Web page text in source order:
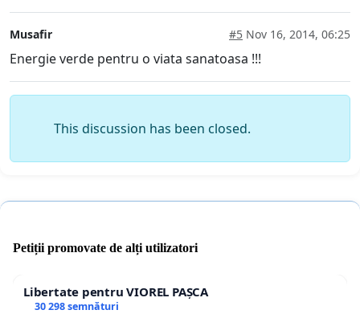
Musafir #5 Nov 16, 2014, 06:25
Energie verde pentru o viata sanatoasa !!!
This discussion has been closed.
Petiții promovate de alți utilizatori
Libertate pentru VIOREL PAȘCA
30 298 semnături